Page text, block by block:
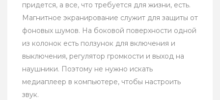
придется, а все, что требуется для жизни, есть.
Магнитное экранирование служит для защиты от
фоновых шумов. На боковой поверхности одной
из колонок есть ползунок для включения и
выключения, регулятор громкости и выход на
наушники. Поэтому не нужно искать
медиаплеер в компьютере, чтобы настроить
звук.